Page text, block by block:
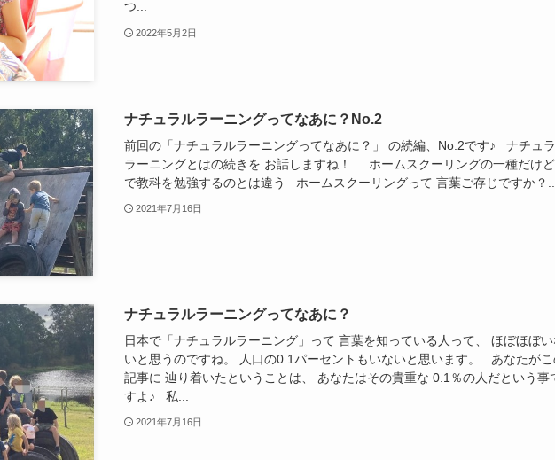
つ...
2022年5月2日
ナチュラルラーニングってなあに？No.2
前回の「ナチュラルラーニングってなあに？」 の続編、No.2です♪ ナチュ
ラーニングとはの続きを お話しますね！ ホームスクーリングの一種だけ
で教科を勉強するのとは違う ホームスクーリングって 言葉ご存じですか？...
2021年7月16日
ナチュラルラーニングってなあに？
日本で「ナチュラルラーニング」って 言葉を知っている人って、 ほぼほぼい
いと思うのですね。 人口の0.1パーセントもいないと思います。 あなたがこ
記事に 辿り着いたということは、 あなたはその貴重な 0.1％の人だという事
すよ♪ 私...
2021年7月16日